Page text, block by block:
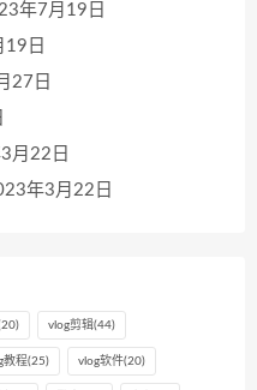
年7月19日
19日
27日
月22日
年3月22日
vlog剪辑(44)
教程(25) vlog软件(20)